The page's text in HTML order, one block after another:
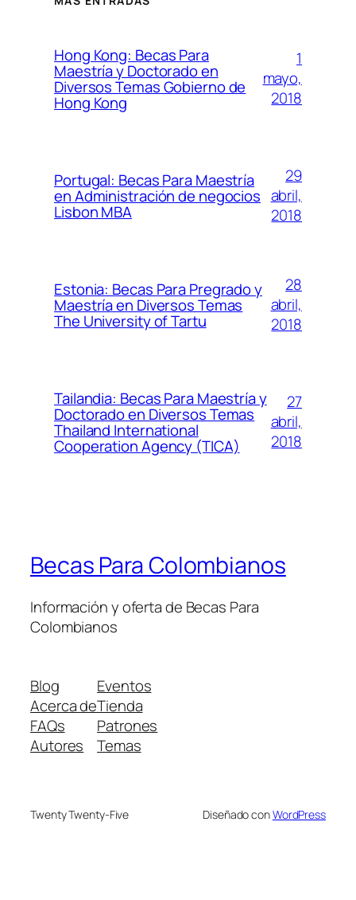
Hong Kong: Becas Para
Maestría y Doctorado en
Diversos Temas Gobierno de
Hong Kong
1
mayo,
2018
Portugal: Becas Para Maestría
en Administración de negocios
Lisbon MBA
29
abril,
2018
Estonia: Becas Para Pregrado y
Maestría en Diversos Temas
The University of Tartu
28
abril,
2018
Tailandia: Becas Para Maestría y
Doctorado en Diversos Temas
Thailand International
Cooperation Agency (TICA)
27
abril,
2018
Becas Para Colombianos
Información y oferta de Becas Para
Colombianos
Blog
Acerca de
FAQs
Autores
Eventos
Tienda
Patrones
Temas
Twenty Twenty-Five Diseñado conWordPress